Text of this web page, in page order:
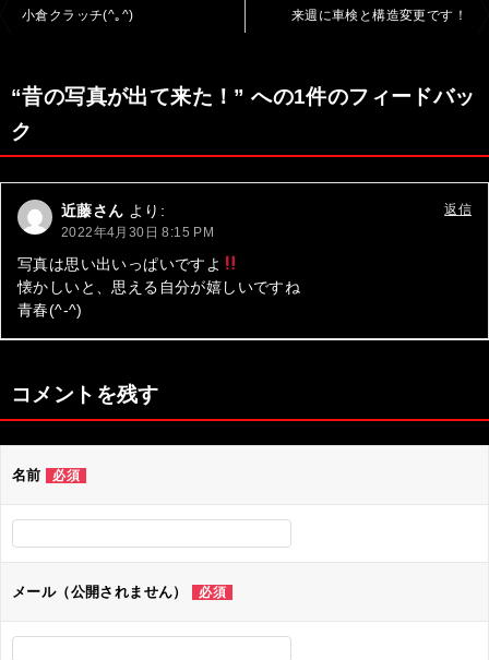
ゲ
ー
シ
ョ
ン
小倉クラッチ(^｡^) 来週に車検と構造変更です！
“昔の写真が出て来た！” への1件のフィードバッ
ク
近藤さん より:
2022年4月30日 8:15 PM
写真は思い出いっぱいですよ
懐かしいと、思える自分が嬉しいですね
青春(^-^)
返信
コメントを残す
名前 必須
メール（公開されません） 必須